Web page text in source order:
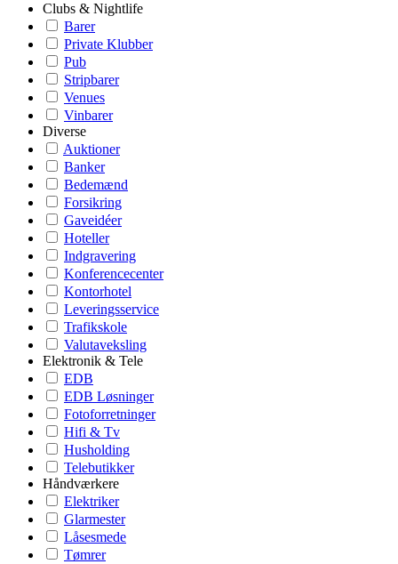
Clubs & Nightlife
Barer
Private Klubber
Pub
Stripbarer
Venues
Vinbarer
Diverse
Auktioner
Banker
Bedemænd
Forsikring
Gaveidéer
Hoteller
Indgravering
Konferencecenter
Kontorhotel
Leveringsservice
Trafikskole
Valutaveksling
Elektronik & Tele
EDB
EDB Løsninger
Fotoforretninger
Hifi & Tv
Husholding
Telebutikker
Håndværkere
Elektriker
Glarmester
Låsesmede
Tømrer